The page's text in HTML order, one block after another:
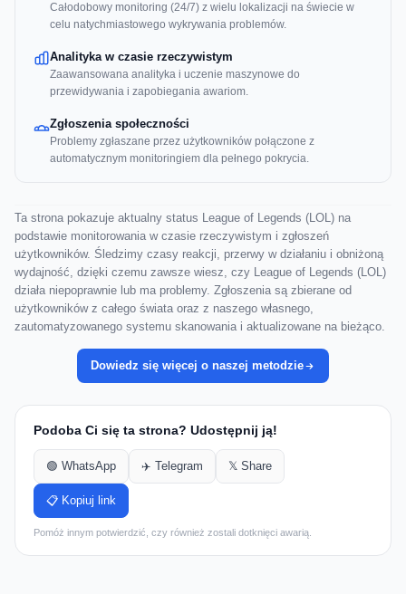
Całodobowy monitoring (24/7) z wielu lokalizacji na świecie w
celu natychmiastowego wykrywania problemów.
Analityka w czasie rzeczywistym
Zaawansowana analityka i uczenie maszynowe do
przewidywania i zapobiegania awariom.
Zgłoszenia społeczności
Problemy zgłaszane przez użytkowników połączone z
automatycznym monitoringiem dla pełnego pokrycia.
Ta strona pokazuje aktualny status League of Legends (LOL) na
podstawie monitorowania w czasie rzeczywistym i zgłoszeń
użytkowników. Śledzimy czasy reakcji, przerwy w działaniu i obniżoną
wydajność, dzięki czemu zawsze wiesz, czy League of Legends (LOL)
działa niepoprawnie lub ma problemy. Zgłoszenia są zbierane od
użytkowników z całego świata oraz z naszego własnego,
zautomatyzowanego systemu skanowania i aktualizowane na bieżąco.
Dowiedz się więcej o naszej metodzie
Podoba Ci się ta strona? Udostępnij ją!
🟢 WhatsApp ✈️ Telegram 𝕏 Share
📋 Kopiuj link
Pomóż innym potwierdzić, czy również zostali dotknięci awarią.